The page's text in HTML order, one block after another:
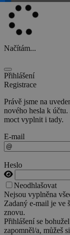
Načítám...
Přihlášení
Registrace
Právě jsme na
nového hesla k
moct vyplnit i tady.
E-mail
Heslo
Neodhlašovat
Nejsou vyplněna
Zadaný e-mail je ve
znovu.
Přihlášení se
zapomněl/a, můžeš